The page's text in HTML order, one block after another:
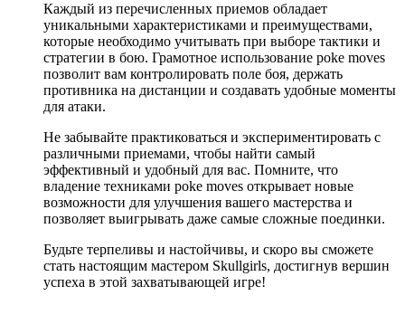
Каждый из перечисленных приемов обладает
уникальными характеристиками и преимуществами,
которые необходимо учитывать при выборе тактики и
стратегии в бою. Грамотное использование poke moves
позволит вам контролировать поле боя, держать
противника на дистанции и создавать удобные моменты
для атаки.
Не забывайте практиковаться и экспериментировать с
различными приемами, чтобы найти самый
эффективный и удобный для вас. Помните, что
владение техниками poke moves открывает новые
возможности для улучшения вашего мастерства и
позволяет выигрывать даже самые сложные поединки.
Будьте терпеливы и настойчивы, и скоро вы сможете
стать настоящим мастером Skullgirls, достигнув вершин
успеха в этой захватывающей игре!